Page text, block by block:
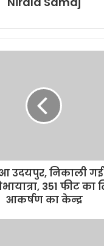
उदयपुर, निकाली गई
351 फीट का
आकर्षण का केन्द्र